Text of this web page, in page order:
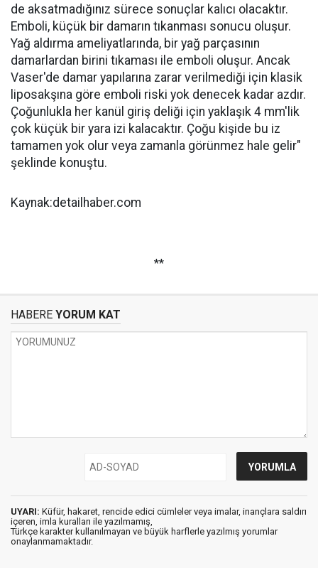
de aksatmadığınız sürece sonuçlar kalıcı olacaktır.
Emboli, küçük bir damarın tıkanması sonucu oluşur.
Yağ aldırma ameliyatlarında, bir yağ parçasının
damarlardan birini tıkaması ile emboli oluşur. Ancak
Vaser'de damar yapılarına zarar verilmediği için klasik
liposakşına göre emboli riski yok denecek kadar azdır.
Çoğunlukla her kanül giriş deliği için yaklaşık 4 mm'lik
çok küçük bir yara izi kalacaktır. Çoğu kişide bu iz
tamamen yok olur veya zamanla görünmez hale gelir"
şeklinde konuştu.
Kaynak:detailhaber.com
**
HABERE YORUM KAT
UYARI: Küfür, hakaret, rencide edici cümleler veya imalar, inançlara saldırı
içeren, imla kuralları ile yazılmamış,
Türkçe karakter kullanılmayan ve büyük harflerle yazılmış yorumlar
onaylanmamaktadır.